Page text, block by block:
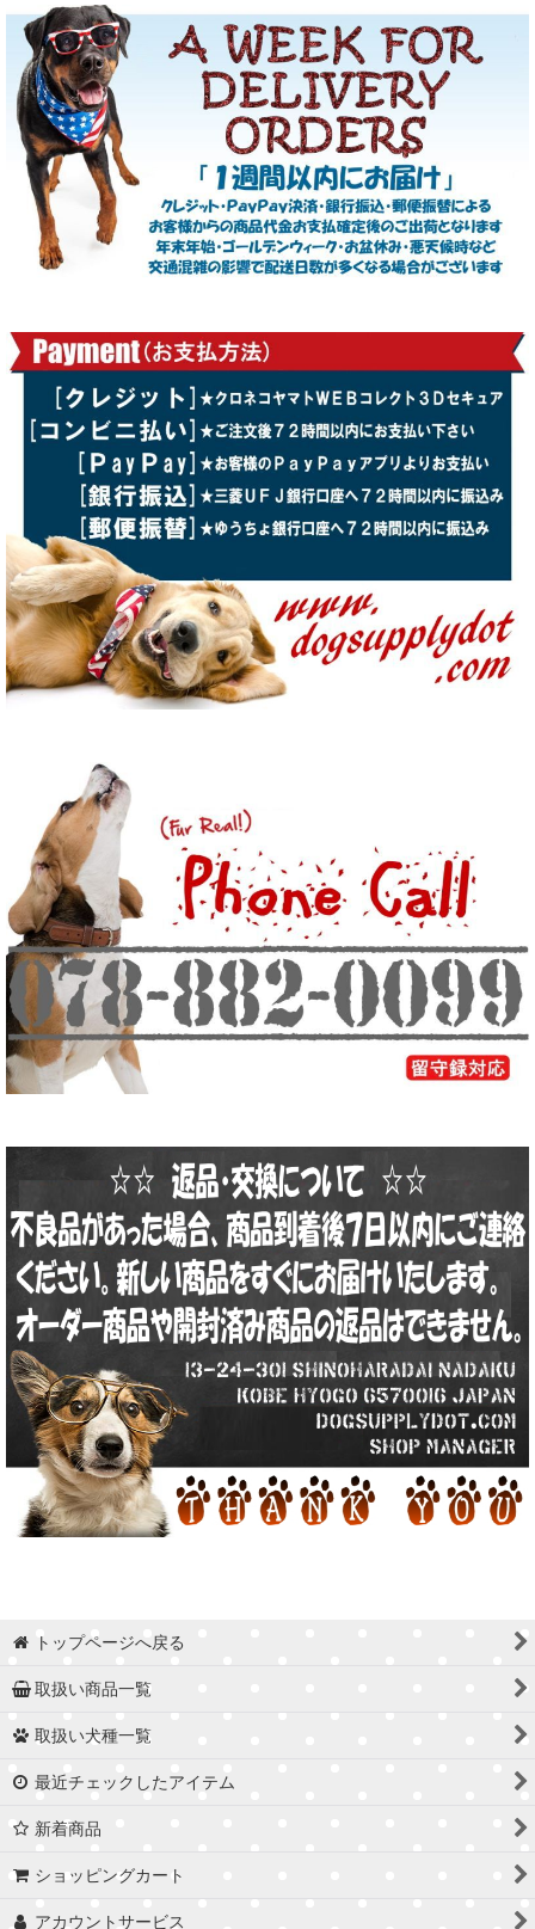
トップページへ戻る
取扱い商品一覧
取扱い犬種一覧
最近チェックしたアイテム
新着商品
ショッピングカート
アカウントサービス